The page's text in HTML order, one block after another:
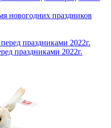
новогодних праздников
праздниками 2022г.